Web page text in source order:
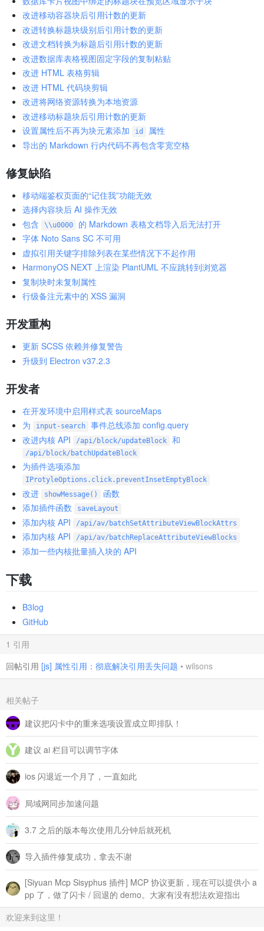
改进移动容器块后引用计数的更新
改进转换标题块级别后引用计数的更新
改进文档转换为标题后引用计数的更新
改进数据库表格视图固定字段的复制粘贴
改进 HTML 表格剪辑
改进 HTML 代码块剪辑
改进将网络资源转换为本地资源
改进移动标题块后引用计数的更新
设置属性后不再为块元素添加
id
属性
导出的 Markdown 行内代码不再包含零宽空格
修复缺陷
移动端鉴权页面的“记住我”功能无效
选择内容块后 AI 操作无效
包含
\\u0000
的 Markdown 表格文档导入后无法打开
字体 Noto Sans SC 不可用
虚拟引用关键字排除列表在某些情况下不起作用
HarmonyOS NEXT 上渲染 PlantUML 不应跳转到浏览器
复制块时未复制属性
行级备注元素中的 XSS 漏洞
开发重构
更新 SCSS 依赖并修复警告
升级到 Electron v37.2.3
开发者
在开发环境中启用样式表 sourceMaps
为
input-search
事件总线添加 config.query
改进内核 API
/api/block/updateBlock 和
/api/block/batchUpdateBlock
为插件选项添加
IProtyleOptions.click.preventInsetEmptyBlock
改进 showMessage()
函数
添加插件函数
saveLayout
添加内核 API /api/av/batchSetAttributeViewBlockAttrs
添加内核 API /api/av/batchReplaceAttributeViewBlocks
添加一些内核批量插入块的 API
下载
B3log
GitHub
1 引用
回帖引用 [js] 属性引用：彻底解决引用丢失问题 • wilsons
相关帖子
建议把闪卡中的重来选项设置成立即排队！
建议 ai 栏目可以调节字体
ios 闪退近一个月了，一直如此
局域网同步加速问题
3.7 之后的版本每次使用几分钟后就死机
导入插件修复成功，拿去不谢
[Siyuan Mcp Sisyphus 插件] MCP 协议更新，现在可以提供小 a
pp 了，做了闪卡 / 回退的 demo。大家有没有想法欢迎指出
欢迎来到这里！